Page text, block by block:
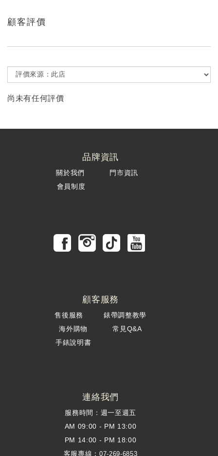
顧客評價
尚未有任何評價
品牌資訊
關於我們
門市資訊
會員制度
顧客服務
售後服務 錶帶調整教學
海外購物常見Q&A
手錶說明書
連絡我們
服務時間：週一至週五
AM 09:00 - PM 13:00
PM 14:00 - PM 18:00
客服專線：07-269-6853